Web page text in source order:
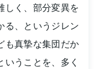
しく、部分変異を
る、というジレン
も真摯な集団だか
うことを、多く